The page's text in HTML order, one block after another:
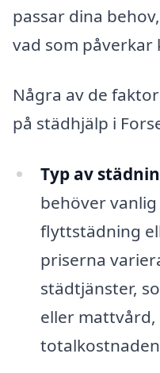
passar dina
vad som påverkar
Några av de
på städhjälp i
Typ av
behöver
flyttstädning
priserna
städtjänster,
eller mattvård,